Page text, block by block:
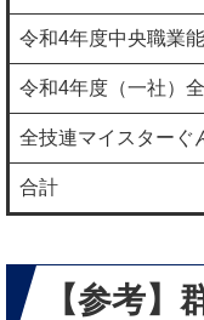
令和4年度中央職業
令和4年度（一社）
全技連マイスターぐ
合計
【参考】